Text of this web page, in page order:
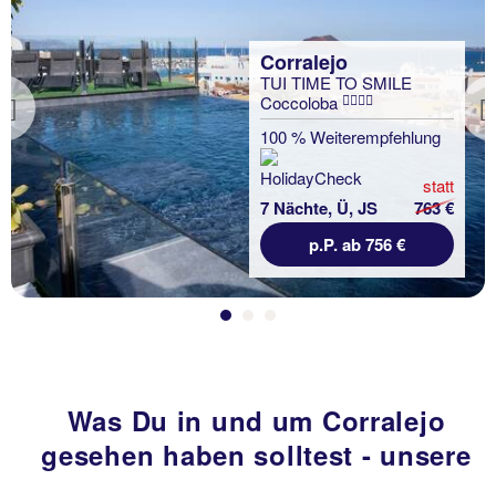
Previous
Corralejo
TUI TIME TO SMILE
Coccoloba
100 % Weiterempfehlung
7 Nächte, Ü, JS
statt
763 €
p.P. ab 756 €
Was Du in und um Corralejo
gesehen haben solltest - unsere